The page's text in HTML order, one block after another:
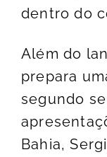
dentro do
Além do
prepara
segundo
Bahia,